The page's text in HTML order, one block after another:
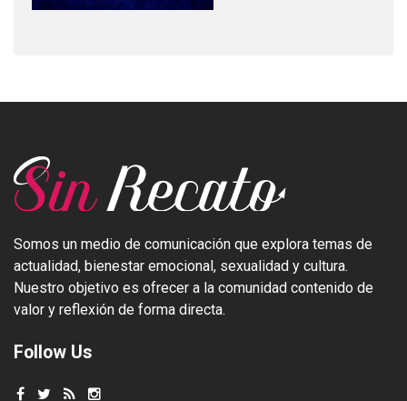
Somos un medio de comunicación que explora temas de
actualidad, bienestar emocional, sexualidad y cultura.
Nuestro objetivo es ofrecer a la comunidad contenido de
valor y reflexión de forma directa.
Follow Us